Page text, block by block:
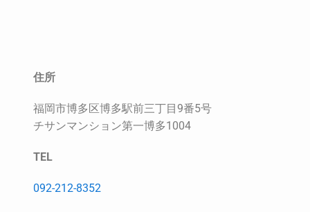
住所
福岡市博多区博多駅前三丁目9番5号
チサンマンション第一博多1004
TEL
092-212-8352